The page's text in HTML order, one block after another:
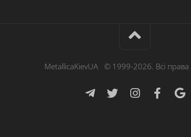
MetallicaKievUA © 1999-2026. Всі права